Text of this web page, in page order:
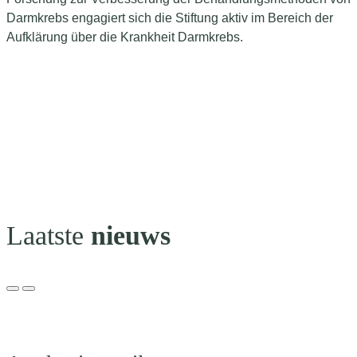
Darmkrebs engagiert sich die Stiftung aktiv im Bereich der
Aufklärung über die Krankheit Darmkrebs.
Laatste nieuws